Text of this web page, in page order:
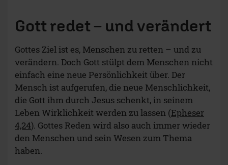
Gott redet – und verändert
Gottes Ziel ist es, Menschen zu retten – und zu
verändern. Doch Gott stülpt dem Menschen nicht
einfach eine neue Persönlichkeit über. Der
Mensch ist aufgerufen, die neue Menschlichkeit,
die Gott ihm durch Jesus schenkt, in seinem
Leben Wirklichkeit werden zu lassen (Epheser
4,24). Gottes Reden wird also auch immer wieder
den Menschen und sein Wesen zum Thema
haben.